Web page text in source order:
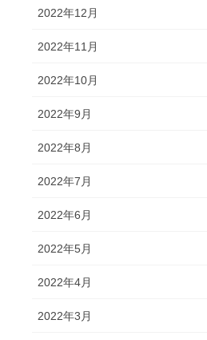
2022年12月
2022年11月
2022年10月
2022年9月
2022年8月
2022年7月
2022年6月
2022年5月
2022年4月
2022年3月